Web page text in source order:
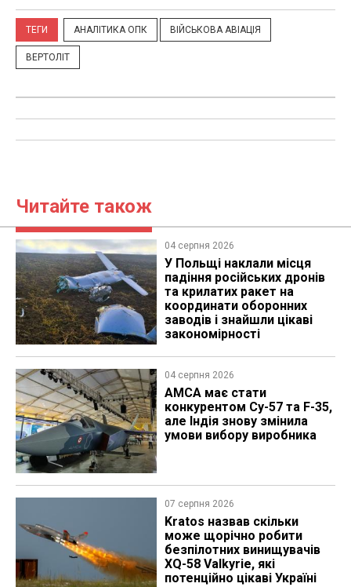
ТЕГИ АНАЛІТИКА ОПК ВІЙСЬКОВА АВІАЦІЯ
ВЕРТОЛІТ
Читайте також
04 серпня 2026
У Польщі наклали місця
падіння російських дронів
та крилатих ракет на
координати оборонних
заводів і знайшли цікаві
закономірності
04 серпня 2026
AMCA має стати
конкурентом Су-57 та F-35,
але Індія знову змінила
умови вибору виробника
07 серпня 2026
Kratos назвав скільки
може щорічно робити
безпілотних винищувачів
XQ-58 Valkyrie, які
потенційно цікаві Україні